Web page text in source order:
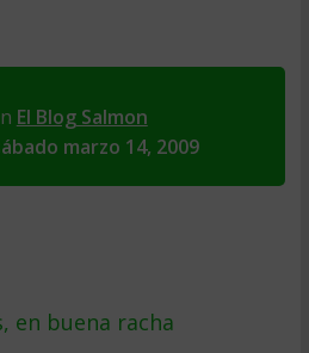
El Blog Salmon
marzo 14, 2009
en buena racha